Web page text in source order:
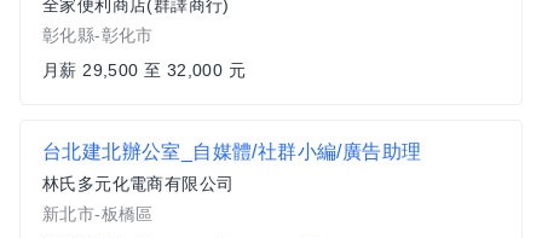
全家便利商店(群譯商行)
彰化縣-彰化市
月薪 29,500 至 32,000 元
台北建北辦公室_自媒體/社群小編/廣告助理
林氏多元化電商有限公司
新北市-板橋區